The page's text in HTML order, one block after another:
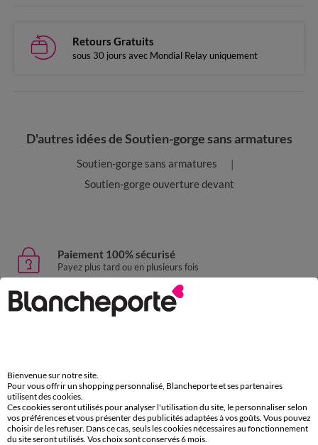
Retours Gratuits
sous 30 jours avec Mondial Relay uniquement
D'autres idées de Soutien-gorge sans armatures
Soutien-gorge sans armatures
Soutien-gorge ouverture devant
Paiement 100% sécurisé
Payez plus tard ou en plusieurs fois
Livraison express
domicile, relais, consignes automatiques
Service clients
par chat et par téléphone
de 8h00 à 20h00 du lundi au samedi
Bienvenue sur notre site.
Pour vous offrir un shopping personnalisé, Blancheporte et ses partenaires
utilisent des cookies.
Ces cookies seront utilisés pour analyser l'utilisation du site, le personnaliser selon
vos préférences et vous présenter des publicités adaptées à vos goûts. Vous pouvez
choisir de les refuser. Dans ce cas, seuls les cookies nécessaires au fonctionnement
du site seront utilisés. Vos choix sont conservés 6 mois.